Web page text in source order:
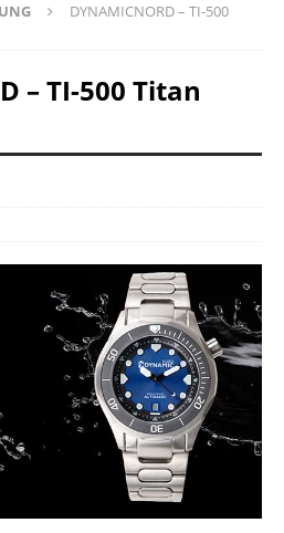
DYNAMICNORD – TI-500
– TI-500 Titan